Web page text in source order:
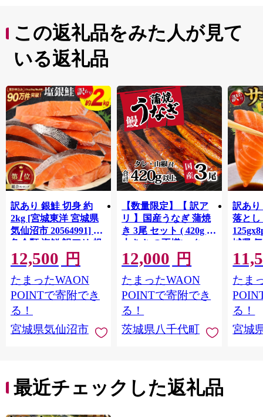
グルト 朝食 高知県 香
南市 ku-0058
この返礼品をみた人が見て
いる返礼品
訳あり 銀鮭 切身 約
2kg [宮城東洋 宮城県
気仙沼市 20564991] 鮭
魚介類 海鮮 訳アリ 規
格外 不揃い さけ サケ
鮭切身 シャケ 切り身
冷凍 家庭用 おかず 弁
当 支援 サーモン 銀鮭
切り身 魚 わけあり
12,500 円
たまったWAON
POINTで寄附でき
る！
宮城県気仙沼市
【数量限定】【 訳ア
リ 】国産うなぎ 蒲焼
き 3尾 セット ( 420g )
大きさ の不揃い タ
レ・山椒付き ウナギ
鰻 ふぞろい 不揃い う
な重 ひつまぶし 人気
茨城 八千代町 ふるさ
と納税 冷凍 [SF951ya]
12,000 円
たまったWAON
POINTで寄附でき
る！
茨城県八千代町
訳あり
落とし
城県
お刺し
生 生
鮭 銀
介
たま
る！
宮城
最近チェックした返礼品